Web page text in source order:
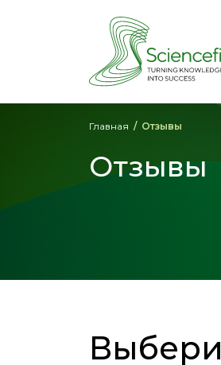
Главная Отзывы
Отзывы